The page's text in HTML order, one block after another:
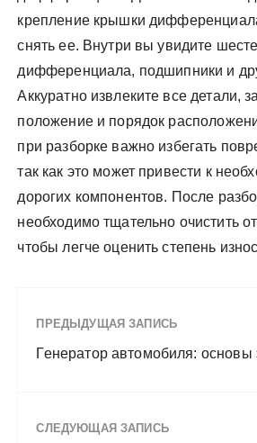
крепление крышки
снять ее. Внутри вы увидите
дифференциала, подшипники и
Аккуратно извлеките все детали,
положение и порядок
при разборке важно избегать
так как это может привести к
дорогих компонентов. После
необходимо тщательно очистить
чтобы легче оценить степень
ПРЕДЫДУЩАЯ ЗАПИСЬ
Генератор автомобиля: основы
СЛЕДУЮЩАЯ ЗАПИСЬ